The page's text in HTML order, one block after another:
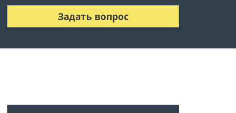
Задать вопрос